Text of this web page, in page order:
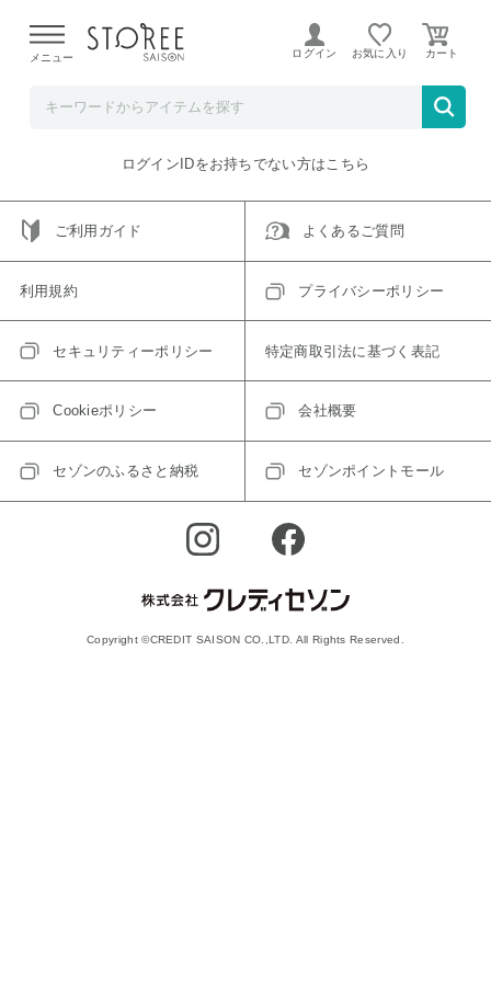
よる配送遅延が発生しております。
メニュー ログイン お気に入り
ご指定のアイテムは取り扱い終了、またはただいま取り扱い
トップへ戻る
ログインIDをお持ちでない方はこちら
ご利用ガイド よくあるご質問
利用規約 プライバシーポリシー
セキュリティーポリシー 特定商取引法に基づく表記
Cookieポリシー 会社概要
セゾンのふるさと納税 セゾンポイントモール
Copyright ©CREDIT SAISON CO.,LTD. All Rights Reserved.